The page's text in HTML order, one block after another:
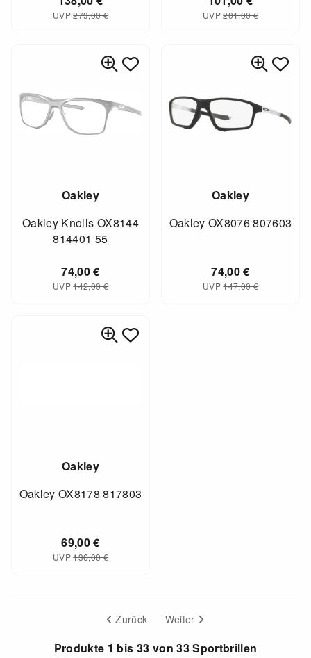
UVP273,00€ UVP201,00€
Oakley
Oakley Knolls OX8144
814401 55
74,00€
UVP142,00€
Oakley
Oakley OX8076 807603
74,00€
UVP147,00€
Oakley
Oakley OX8178 817803
69,00€
UVP136,00€
Zurück Weiter
Produkte 1 bis 33 von 33 Sportbrillen